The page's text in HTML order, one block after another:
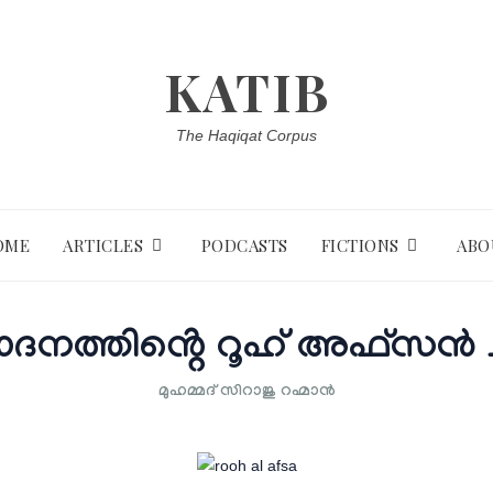
KATIB
The Haqiqat Corpus
ARTICLES PODCASTS FICTIONS
റൂഹ് അഫ്സൻ
മുഹമ്മദ് സിറാജു റഹ്മാൻ